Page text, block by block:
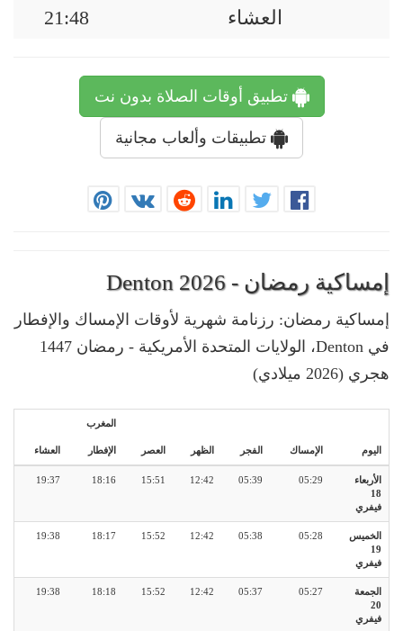
العشاء
21:48
تطبيق أوقات الصلاة بدون نت
تطبيقات وألعاب مجانية
إمساكية رمضان - Denton 2026
إمساكية رمضان: رزنامة شهرية لأوقات الإمساك والإفطار
في Denton، الولايات المتحدة الأمريكية - رمضان 1447
هجري (2026 ميلادي)
اليوم الإمساك الفجر الظهر العصر
المغرب
الإفطار العشاء
الأربعاء
18
فيفري
05:29
05:39
12:42
15:51
18:16
19:37
الخميس
19
فيفري
05:28
05:38
12:42
15:52
18:17
19:38
الجمعة
20
فيفري
05:27
05:37
12:42
15:52
18:18
19:38